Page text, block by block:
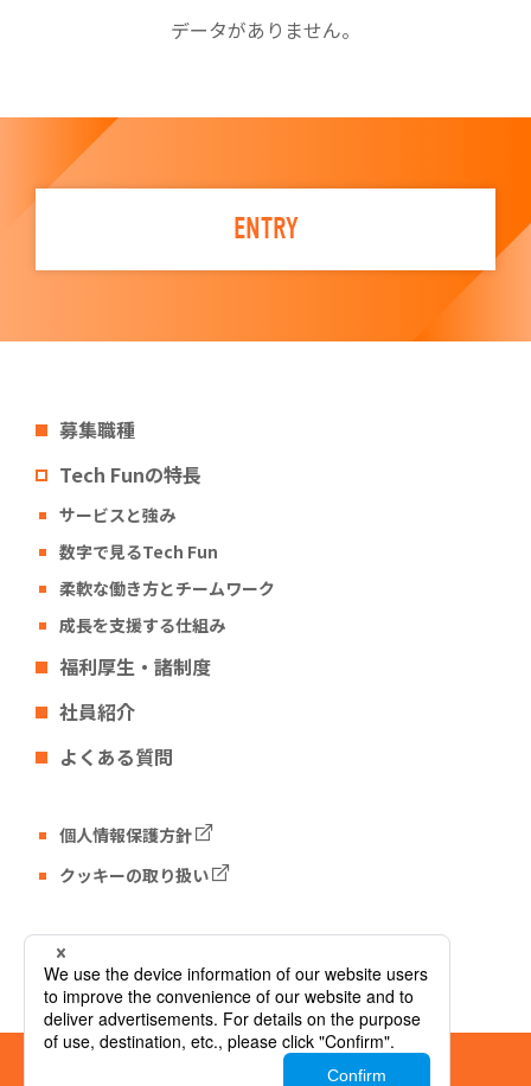
データがありません。
ENTRY
募集職種
Tech Funの特長
サービスと強み
数字で見るTech Fun
柔軟な働き方とチームワーク
成長を支援する仕組み
福利厚生・諸制度
社員紹介
よくある質問
個人情報保護方針
クッキーの取り扱い
Tech Fun コーポレートサイト